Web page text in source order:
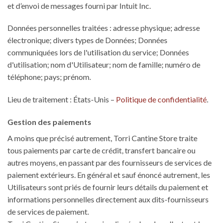
et d’envoi de messages fourni par Intuit Inc.
Données personnelles traitées : adresse physique; adresse
électronique; divers types de Données; Données
communiquées lors de l'utilisation du service; Données
d'utilisation; nom d'Utilisateur; nom de famille; numéro de
téléphone; pays; prénom.
Lieu de traitement : États-Unis – Politique de confidentialité.
Gestion des paiements
A moins que précisé autrement, Torri Cantine Store traite
tous paiements par carte de crédit, transfert bancaire ou
autres moyens, en passant par des fournisseurs de services de
paiement extérieurs. En général et sauf énoncé autrement, les
Utilisateurs sont priés de fournir leurs détails du paiement et
informations personnelles directement aux dits-fournisseurs
de services de paiement.